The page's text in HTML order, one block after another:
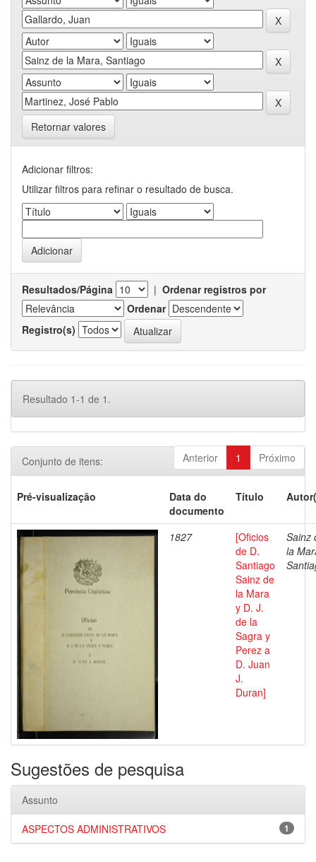
Retornar valores
Adicionar filtros:
Utilizar filtros para refinar o resultado de busca.
Resultados/Página | Ordenar registros por
Ordenar
Registro(s)
Resultado 1-1 de 1.
Anterior 1 Próximo
Conjunto de itens:
Pré-visualização
Data do
documento
Título
1827
[Oficios
de D.
Santiago
Sainz de
la Mara
y D. J.
de la
Sagra y
Perez a
D. Juan
J.
Duran]
Sainz
la
Sugestões de pesquisa
Assunto
1
ASPECTOS ADMINISTRATIVOS